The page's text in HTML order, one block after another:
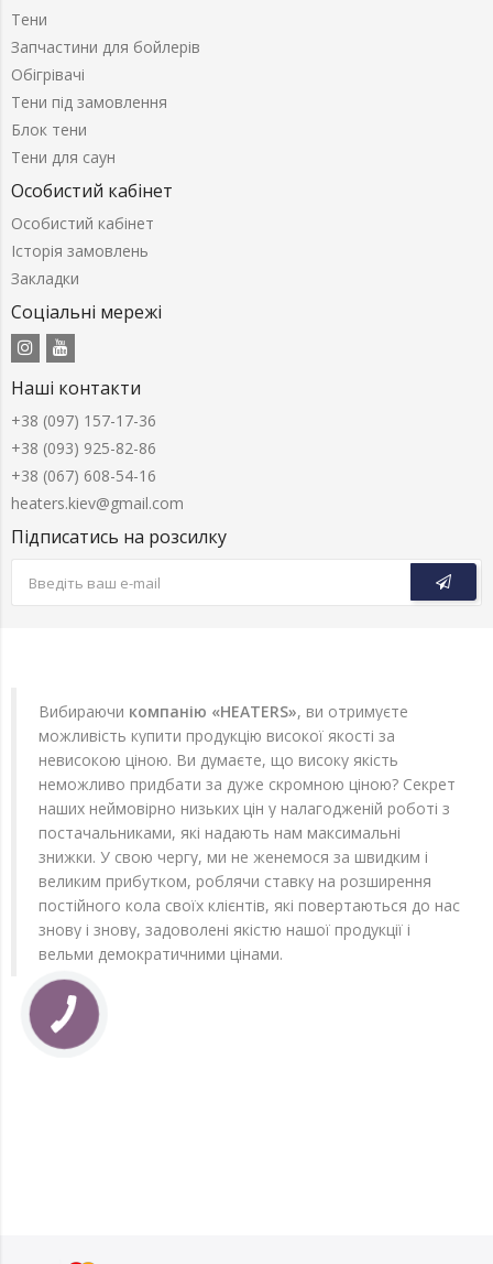
Тени
Запчастини для бойлерів
Обігрівачі
Тени під замовлення
Блок тени
Тени для саун
Особистий кабінет
Особистий кабінет
Історія замовлень
Закладки
Соціальні мережі
Наші контакти
+38 (097) 157-17-36
+38 (093) 925-82-86
+38 (067) 608-54-16
heaters.kiev@gmail.com
Підписатись на розсилку
Вибираючи компанію «HEATERS», ви отримуєте
можливість купити продукцію високої якості за
невисокою ціною. Ви думаєте, що високу якість
неможливо придбати за дуже скромною ціною? Секрет
наших неймовірно низьких цін у налагодженій роботі з
постачальниками, які надають нам максимальні
знижки. У свою чергу, ми не женемося за швидким і
великим прибутком, роблячи ставку на розширення
постійного кола своїх клієнтів, які повертаються до нас
знову і знову, задоволені якістю нашої продукції і
вельми демократичними цінами.